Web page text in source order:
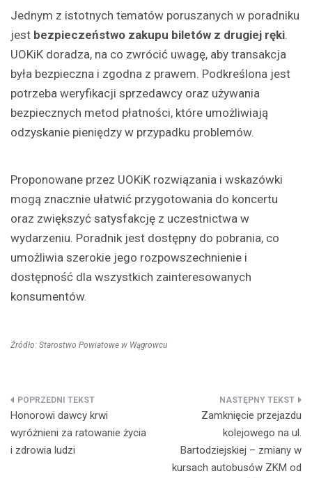
Jednym z istotnych tematów poruszanych w poradniku
jest bezpieczeństwo zakupu biletów z drugiej ręki.
UOKiK doradza, na co zwrócić uwagę, aby transakcja
była bezpieczna i zgodna z prawem. Podkreślona jest
potrzeba weryfikacji sprzedawcy oraz używania
bezpiecznych metod płatności, które umożliwiają
odzyskanie pieniędzy w przypadku problemów.
Proponowane przez UOKiK rozwiązania i wskazówki
mogą znacznie ułatwić przygotowania do koncertu
oraz zwiększyć satysfakcję z uczestnictwa w
wydarzeniu. Poradnik jest dostępny do pobrania, co
umożliwia szerokie jego rozpowszechnienie i
dostępność dla wszystkich zainteresowanych
konsumentów.
Źródło: Starostwo Powiatowe w Wągrowcu
Nawigacja
wpisu
Honorowi dawcy krwi
wyróżnieni za ratowanie życia
i zdrowia ludzi
Zamknięcie przejazdu
kolejowego na ul.
Bartodziejskiej – zmiany w
kursach autobusów ZKM od